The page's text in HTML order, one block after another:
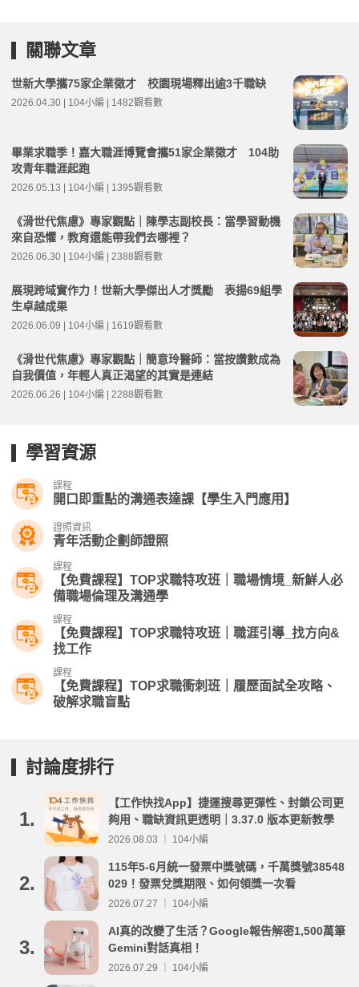
關聯文章
世新大學攜75家企業徵才 校園現場釋出逾3千職缺
2026.04.30 | 104小編 | 1482觀看數
畢業求職季！嘉大職涯博覽會攜51家企業徵才 104助
攻青年職涯起跑
2026.05.13 | 104小編 | 1395觀看數
《滑世代焦慮》專家觀點｜陳學志副校長：當學習動機
來自恐懼，教育還能帶我們去哪裡？
2026.06.30 | 104小編 | 2388觀看數
展現跨域實作力！世新大學傑出人才獎勵 表揚69組學
生卓越成果
2026.06.09 | 104小編 | 1619觀看數
《滑世代焦慮》專家觀點｜簡意玲醫師：當按讚數成為
自我價值，年輕人真正渴望的其實是連結
2026.06.26 | 104小編 | 2288觀看數
學習資源
課程
開口即重點的溝通表達課【學生入門應用】
證照資訊
青年活動企劃師證照
課程
【免費課程】TOP求職特攻班｜職場情境_新鮮人必
備職場倫理及溝通學
課程
【免費課程】TOP求職特攻班｜職涯引導_找方向&
找工作
課程
【免費課程】TOP求職衝刺班｜履歷面試全攻略、
破解求職盲點
討論度排行
1.
【工作快找App】捷運搜尋更彈性、封鎖公司更
夠用、職缺資訊更透明｜3.37.0 版本更新教學
2026.08.03 ｜ 104小編
2.
115年5-6月統一發票中獎號碼，千萬獎號38548
029！發票兌獎期限、如何領獎一次看
2026.07.27 ｜ 104小編
3.
AI真的改變了生活？Google報告解密1,500萬筆
Gemini對話真相！
2026.07.29 ｜ 104小編